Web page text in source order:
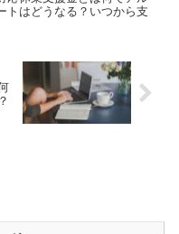
トはどうなる？いつから支